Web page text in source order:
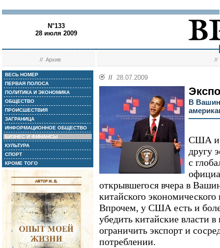
N°133
28 июля 2009
//Архив //
ВЕСЬ НОМЕР
ПЕРВАЯ ПОЛОСА
ПОЛИТИКА И ЭКОНОМИКА
ОБЩЕСТВО
ПРОИСШЕСТВИЯ
ЗАГРАНИЦА
ИНФОРМАЦИОННОЕ ОБЩЕСТВО
БИЗНЕС И ФИНАНСЫ
КУЛЬТУРА
СПОРТ
КРОМЕ ТОГО
// 28.07.2009
В
США и
другу
с
открывшегося вчера в
китайского
Впрочем, у США есть и
убедить китайские власти
ограничить экспорт и
потреблении.